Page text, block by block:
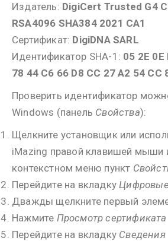
Издатель: DigiCert Trusted G4
RSA4096 SHA384 2021 CA1
Сертификат: DigiDNA SARL
Идентификатор SHA-1: 05 2E 0E
78 44 C6 66 D8 CC 27 A2 54 CC
Проверить идентификатор
Windows (панель Свойства):
Щелкните установщик или
iMazing правой клавишей мыши
контекстном меню пункт
Перейдите на вкладку
Дважды щелкните первый
Нажмите Просмотр сертификата
Перейдите на вкладку Сведения